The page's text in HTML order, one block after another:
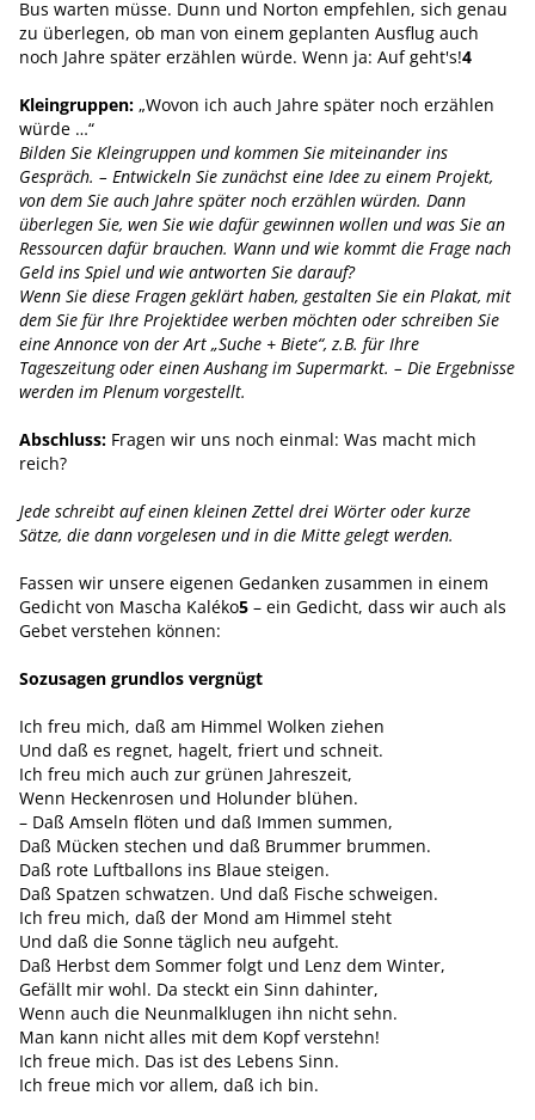
Bus warten müsse. Dunn und Norton empfehlen, sich genau
zu überlegen, ob man von einem geplanten Ausflug auch
noch Jahre später erzählen würde. Wenn ja: Auf geht's!4
Kleingruppen: „Wovon ich auch Jahre später noch erzählen
würde …“
Bilden Sie Kleingruppen und kommen Sie miteinander ins
Gespräch. – Entwickeln Sie zunächst eine Idee zu einem Projekt,
von dem Sie auch Jahre später noch erzählen würden. Dann
überlegen Sie, wen Sie wie dafür gewinnen wollen und was Sie an
Ressourcen dafür brauchen. Wann und wie kommt die Frage nach
Geld ins Spiel und wie antworten Sie darauf?
Wenn Sie diese Fragen geklärt haben, gestalten Sie ein Plakat, mit
dem Sie für Ihre Projektidee werben möchten oder schreiben Sie
eine Annonce von der Art „Suche + Biete“, z.B. für Ihre
Tageszeitung oder einen Aushang im Supermarkt. – Die Ergebnisse
werden im Plenum vorgestellt.
Abschluss: Fragen wir uns noch einmal: Was macht mich
reich?
Jede schreibt auf einen kleinen Zettel drei Wörter oder kurze
Sätze, die dann vorgelesen und in die Mitte gelegt werden.
Fassen wir unsere eigenen Gedanken zusammen in einem
Gedicht von Mascha Kaléko5 – ein Gedicht, dass wir auch als
Gebet verstehen können:
Sozusagen grundlos vergnügt
Ich freu mich, daß am Himmel Wolken ziehen
Und daß es regnet, hagelt, friert und schneit.
Ich freu mich auch zur grünen ­Jahreszeit,
Wenn Heckenrosen und Holunder ­blühen.
– Daß Amseln flöten und daß Immen summen,
Daß Mücken stechen und daß ­Brummer brummen.
Daß rote Luftballons ins Blaue steigen.
Daß Spatzen schwatzen. Und daß ­Fische schweigen.
Ich freu mich, daß der Mond am ­Himmel steht
Und daß die Sonne täglich neu aufgeht.
Daß Herbst dem Sommer folgt und Lenz dem Winter,
Gefällt mir wohl. Da steckt ein Sinn ­dahinter,
Wenn auch die Neunmalklugen ihn nicht sehn.
Man kann nicht alles mit dem Kopf ­verstehn!
Ich freue mich. Das ist des Lebens Sinn.
Ich freue mich vor allem, daß ich bin.